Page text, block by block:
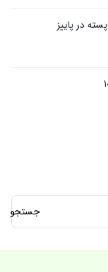
در پاییز
جستجو